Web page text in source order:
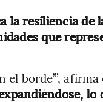
la resiliencia de
que
borde’”, afirma
lo